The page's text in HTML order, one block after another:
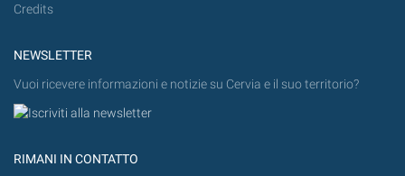
Credits
NEWSLETTER
Vuoi ricevere informazioni e notizie su Cervia e il suo territorio?
RIMANI IN CONTATTO